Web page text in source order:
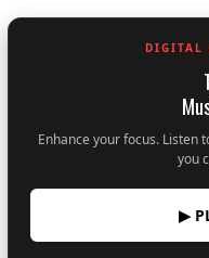
DIGITAL
Enhance your focus. Listen
you
▶